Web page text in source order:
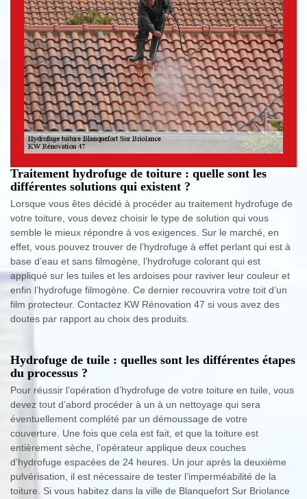
Traitement hydrofuge de toiture : quelle sont les
différentes solutions qui existent ?
Lorsque vous êtes décidé à procéder au traitement hydrofuge de
votre toiture, vous devez choisir le type de solution qui vous
semble le mieux répondre à vos exigences. Sur le marché, en
effet, vous pouvez trouver de l’hydrofuge à effet perlant qui est à
base d’eau et sans filmogène, l’hydrofuge colorant qui est
appliqué sur les tuiles et les ardoises pour raviver leur couleur et
enfin l’hydrofuge filmogène. Ce dernier recouvrira votre toit d’un
film protecteur. Contactez KW Rénovation 47 si vous avez des
doutes par rapport au choix des produits.
Hydrofuge de tuile : quelles sont les différentes étapes
du processus ?
Pour réussir l’opération d’hydrofuge de votre toiture en tuile, vous
devez tout d’abord procéder à un à un nettoyage qui sera
éventuellement complété par un démoussage de votre
couverture. Une fois que cela est fait, et que la toiture est
entièrement sèche, l’opérateur applique deux couches
d’hydrofuge espacées de 24 heures. Un jour après la deuxième
pulvérisation, il est nécessaire de tester l’imperméabilité de la
toiture. Si vous habitez dans la ville de Blanquefort Sur Briolance